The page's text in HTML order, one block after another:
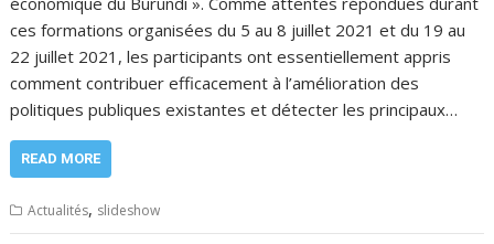
ces formations organisées du 5 au 8 juillet 2021 et du 19 au
22 juillet 2021, les participants ont essentiellement appris
comment contribuer efficacement à l’amélioration des
politiques publiques existantes et détecter les principaux…
READ MORE
Actualités, slideshow